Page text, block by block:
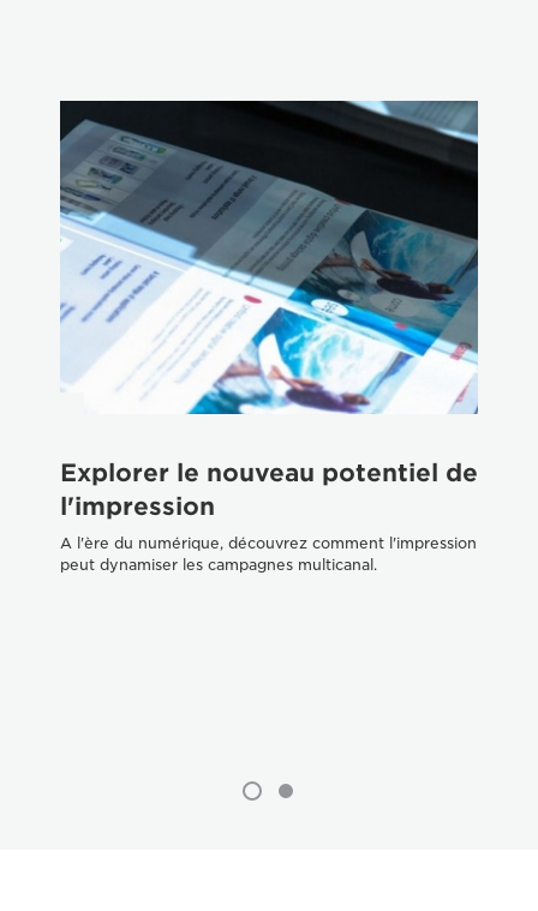
Explorer le nouveau potentiel de
l'impression
A l'ère du numérique, découvrez comment l'impression
peut dynamiser les campagnes multicanal.